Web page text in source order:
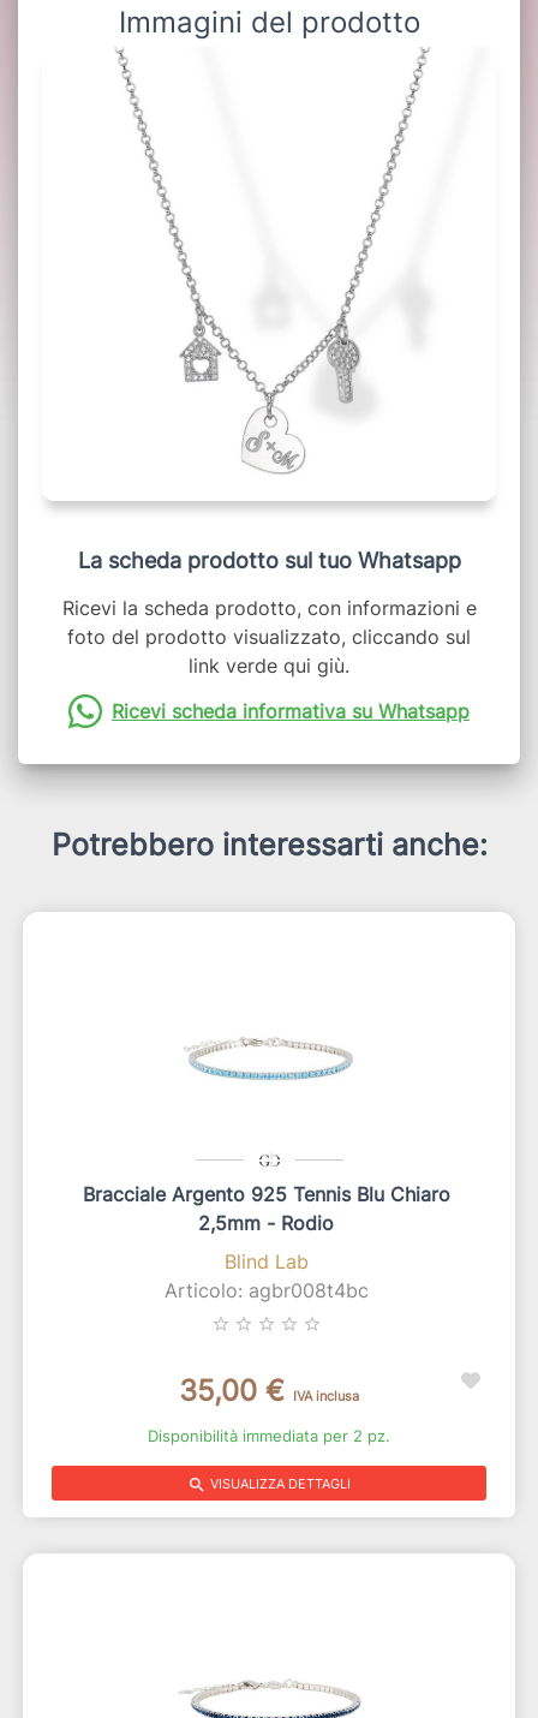
Immagini del prodotto
La scheda prodotto sul tuo Whatsapp
Ricevi la scheda prodotto, con informazioni e
foto del prodotto visualizzato, cliccando sul
link verde qui giù.
Ricevi scheda informativa su Whatsapp
Potrebbero interessarti anche:
Bracciale Argento 925 Tennis Blu Chiaro
2,5mm - Rodio
Blind Lab
Articolo: agbr008t4bc
star_border star_border star_border star_border star_border
35,00 € IVA inclusa
Disponibilità immediata per 2 pz.
search VISUALIZZA DETTAGLI